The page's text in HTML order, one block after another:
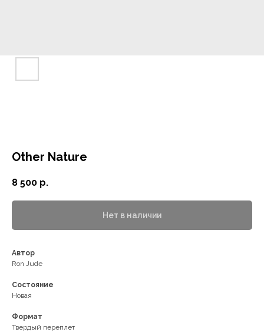
Other Nature
8 500 р.
Нет в наличии
Автор
Ron Jude
Состояние
Новая
Формат
Твердый переплет